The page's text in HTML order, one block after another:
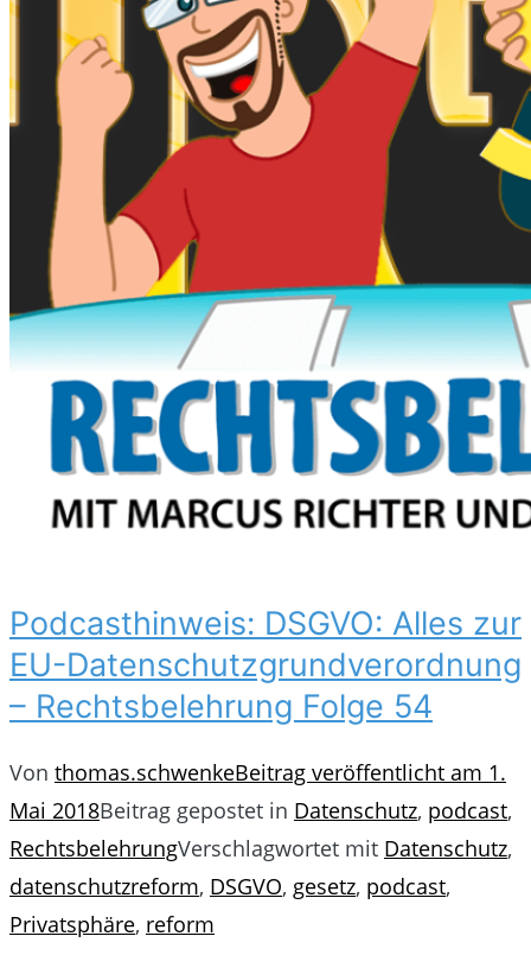
Podcasthinweis: DSGVO: Alles zur
EU-Datenschutzgrundverordnung
– Rechtsbelehrung Folge 54
Von thomas.schwenkeBeitrag veröffentlicht am 1.
Mai 2018Beitrag gepostet in Datenschutz, podcast,
RechtsbelehrungVerschlagwortet mit Datenschutz,
datenschutzreform, DSGVO, gesetz, podcast,
Privatsphäre, reform